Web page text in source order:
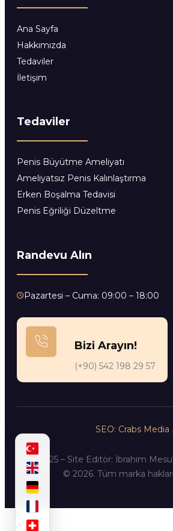
Ana Sayfa
Hakkımızda
Tedaviler
İletişim
Tedaviler
Penis Büyütme Ameliyatı
Ameliyatsız Penis Kalınlaştırma
Erken Boşalma Tedavisi
Penis Eğriliği Düzeltme
Randevu Alın
Pazartesi – Cuma: 09:00 – 18:00
Bizi Arayın!
(+90) 542 198 29 57
SEO: Crabs Media .
12.10.2025 – Site Editör: İbrahim
© 2026. Tüm marka hakları